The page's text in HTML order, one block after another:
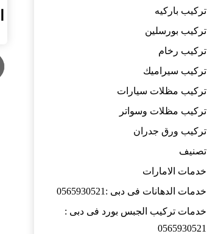
تركيب باركيه
تركيب بورسلين
تركيب رخام
تركيب سيراميك
تركيب مظلات سيارات
تركيب مظلات وسواتر
تركيب ورق جدران
تصنيف
خدمات الامارات
خدمات الدهانات فى دبى :0565930521
خدمات تركيب الجبس بورد فى دبى :
0565930521